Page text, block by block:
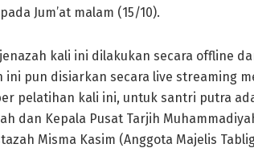
Jum’at malam (15/10).
kali ini dilakukan secara offline
pun disiarkan secara live streaming
pelatihan kali ini, untuk santri putra
dan Kepala Pusat Tarjih
Misma Kasim (Anggota Majelis